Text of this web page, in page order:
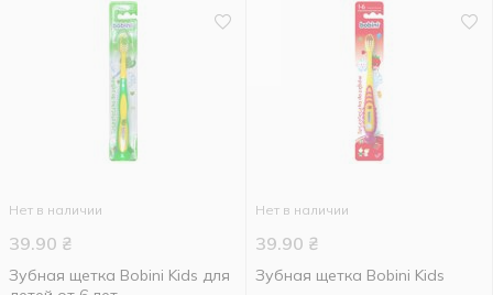
Нет в наличии
39.90 ₴
Зубная щетка Bobini Kids для
Нет в наличии
39.90 ₴
Зубная щетка Bobini Kids